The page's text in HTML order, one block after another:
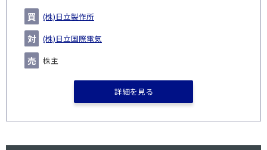
(株)日立製作所
(株)日立国際電気
株主
詳細を見る